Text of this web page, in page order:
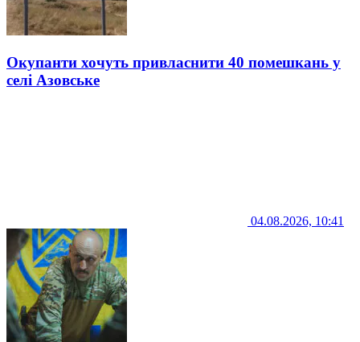
Окупанти хочуть привласнити 40 помешкань у
селі Азовське
04.08.2026, 10:41